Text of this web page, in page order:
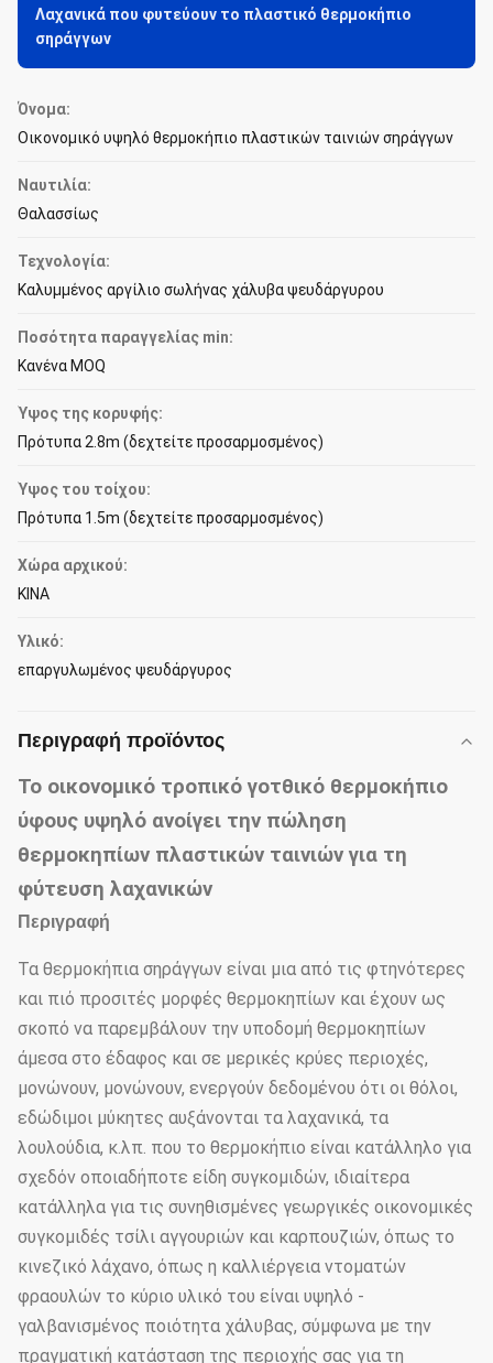
Λαχανικά που φυτεύουν το πλαστικό θερμοκήπιο
σηράγγων
Όνομα:
Οικονομικό υψηλό θερμοκήπιο πλαστικών ταινιών σηράγγων
Ναυτιλία:
Θαλασσίως
Τεχνολογία:
Καλυμμένος αργίλιο σωλήνας χάλυβα ψευδάργυρου
Ποσότητα παραγγελίας min:
Κανένα MOQ
Ύψος της κορυφής:
Πρότυπα 2.8m (δεχτείτε προσαρμοσμένος)
Ύψος του τοίχου:
Πρότυπα 1.5m (δεχτείτε προσαρμοσμένος)
Χώρα αρχικού:
ΚΙΝΑ
Υλικό:
επαργυλωμένος ψευδάργυρος
Περιγραφή προϊόντος
Το οικονομικό τροπικό γοτθικό θερμοκήπιο
ύφους υψηλό ανοίγει την πώληση
θερμοκηπίων πλαστικών ταινιών για τη
φύτευση λαχανικών
Περιγραφή
Τα θερμοκήπια σηράγγων είναι μια από τις φτηνότερες
και πιό προσιτές μορφές θερμοκηπίων και έχουν ως
σκοπό να παρεμβάλουν την υποδομή θερμοκηπίων
άμεσα στο έδαφος και σε μερικές κρύες περιοχές,
μονώνουν, μονώνουν, ενεργούν δεδομένου ότι οι θόλοι,
εδώδιμοι μύκητες αυξάνονται τα λαχανικά, τα
λουλούδια, κ.λπ. που το θερμοκήπιο είναι κατάλληλο για
σχεδόν οποιαδήποτε είδη συγκομιδών, ιδιαίτερα
κατάλληλα για τις συνηθισμένες γεωργικές οικονομικές
συγκομιδές τσίλι αγγουριών και καρπουζιών, όπως το
κινεζικό λάχανο, όπως η καλλιέργεια ντοματών
φραουλών το κύριο υλικό του είναι υψηλό -
γαλβανισμένος ποιότητα χάλυβας, σύμφωνα με την
πραγματική κατάσταση της περιοχής σας για τη